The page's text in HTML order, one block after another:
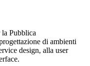
Pubblica
di ambienti
design, alla user